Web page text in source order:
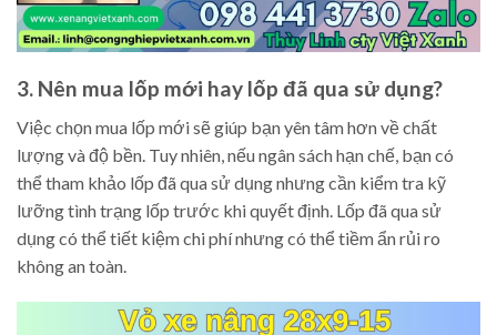
3. Nên mua lốp mới hay lốp đã qua sử dụng?
Việc chọn mua lốp mới sẽ giúp bạn yên tâm hơn về chất
lượng và độ bền. Tuy nhiên, nếu ngân sách hạn chế, bạn có
thể tham khảo lốp đã qua sử dụng nhưng cần kiểm tra kỹ
lưỡng tình trạng lốp trước khi quyết định. Lốp đã qua sử
dụng có thể tiết kiệm chi phí nhưng có thể tiềm ẩn rủi ro
không an toàn.